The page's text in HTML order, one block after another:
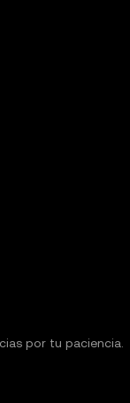
por tu paciencia.